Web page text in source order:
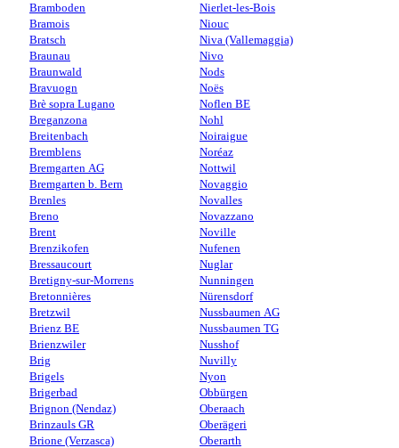
Bramboden
Bramois
Bratsch
Braunau
Braunwald
Bravuogn
Brè sopra Lugano
Breganzona
Breitenbach
Bremblens
Bremgarten AG
Bremgarten b. Bern
Brenles
Breno
Brent
Brenzikofen
Bressaucourt
Bretigny-sur-Morrens
Bretonnières
Bretzwil
Brienz BE
Brienzwiler
Brig
Brigels
Brigerbad
Brignon (Nendaz)
Brinzauls GR
Brione (Verzasca)
Nierlet-les-Bois
Niouc
Niva (Vallemaggia)
Nivo
Nods
Noës
Noflen BE
Nohl
Noiraigue
Noréaz
Nottwil
Novaggio
Novalles
Novazzano
Noville
Nufenen
Nuglar
Nunningen
Nürensdorf
Nussbaumen AG
Nussbaumen TG
Nusshof
Nuvilly
Nyon
Obbürgen
Oberaach
Oberägeri
Oberarth